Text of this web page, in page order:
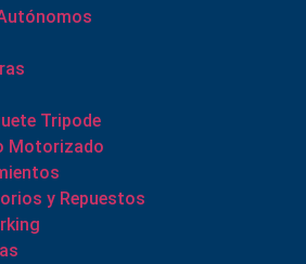
Tripode
Motorizado
y Repuestos